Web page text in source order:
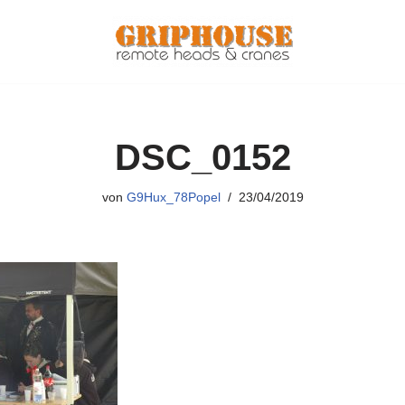
DSC_0152
von G9Hux_78Popel 23/04/2019